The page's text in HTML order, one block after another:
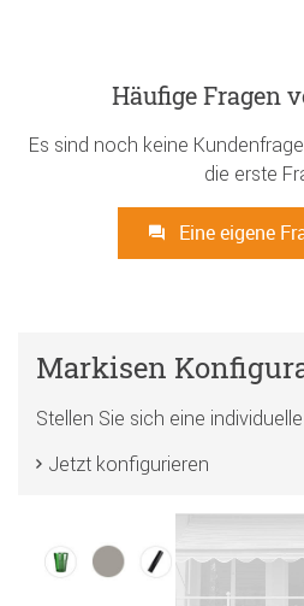
Häufige Fragen
Es sind noch keine
die erste
Eine eigene
Markisen
Stellen Sie sich eine
Jetzt konfigurieren